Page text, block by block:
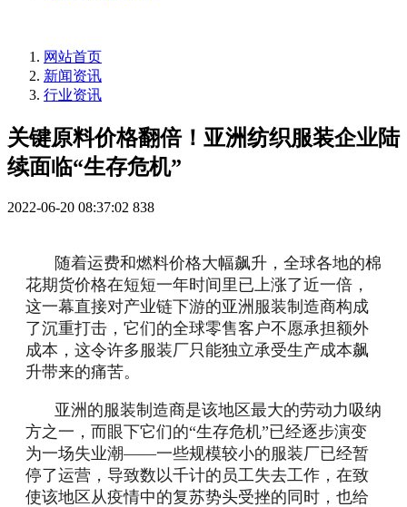
网站首页
新闻资讯
行业资讯
关键原料价格翻倍！亚洲纺织服装企业陆
续面临“生存危机”
2022-06-20 08:37:02 838
随着运费和燃料价格大幅飙升，全球各地的棉
花期货价格在短短一年时间里已上涨了近一倍，
这一幕直接对产业链下游的亚洲服装制造商构成
了沉重打击，它们的全球零售客户不愿承担额外
成本，这令许多服装厂只能独立承受生产成本飙
升带来的痛苦。
亚洲的服装制造商是该地区最大的劳动力吸纳
方之一，而眼下它们的“生存危机”已经逐步演变
为一场失业潮——一些规模较小的服装厂已经暂
停了运营，导致数以千计的员工失去工作，在致
使该地区从疫情中的复苏势头受挫的同时，也给